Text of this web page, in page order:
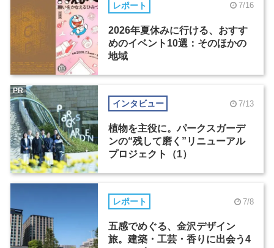
レポート 7/16
2026年夏休みに行ける、おすす
めのイベント10選：そのほかの
地域
インタビュー 7/13
植物を主役に。パークスガーデ
ンの“残して磨く”リニューアル
プロジェクト（1）
PR
レポート 7/8
五感でめぐる、金沢デザイン
旅。建築・工芸・香りに出会う4